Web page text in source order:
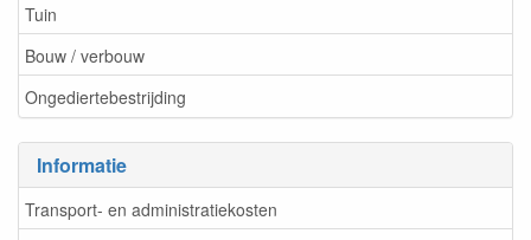
Tuin
Bouw / verbouw
Ongediertebestrijding
Informatie
Transport- en administratiekosten